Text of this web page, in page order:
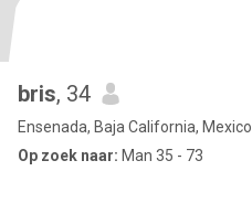
bris, 34
Ensenada, Baja California, Mexico
Op zoek naar: Man 35 - 73